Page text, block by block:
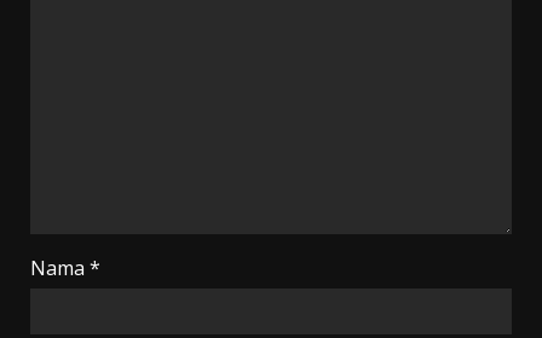
Nama *